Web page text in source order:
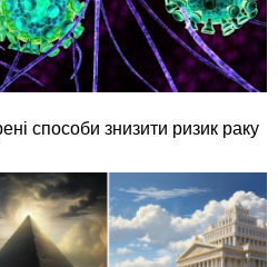
способи знизити ризик раку